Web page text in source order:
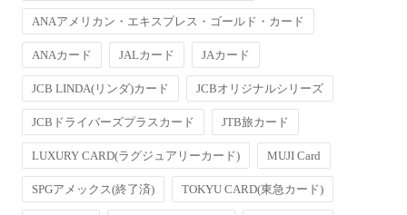
ANAアメリカン・エキスプレス・ゴールド・カード
ANAカード JALカード JAカード
JCB LINDA(リンダ)カード JCBオリジナルシリーズ
JCBドライバーズプラスカード JTB旅カード
LUXURY CARD(ラグジュアリーカード) MUJI Card
SPGアメックス(終了済) TOKYU CARD(東急カード)